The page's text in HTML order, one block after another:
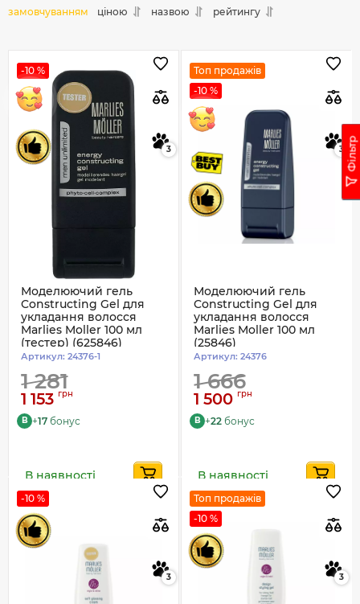
замовчуванням ціною назвою рейтингу
Фільтр
-10 %
3
Моделюючий гель
Constructing Gel для
укладання волосся
Marlies Moller 100 мл
(тестер) (625846)
Артикул: 24376-1
1 281
1 153 грн
B +17 бонус
В наявності
Топ продажів
-10 %
3
Моделюючий гель
Constructing Gel для
укладання волосся
Marlies Moller 100 мл
(25846)
Артикул: 24376
1 666
1 500 грн
B +22 бонус
В наявності
-10 %
3
Топ продажів
-10 %
3